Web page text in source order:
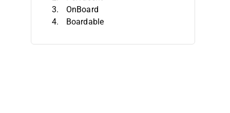
OnBoard
Boardable
Govenda